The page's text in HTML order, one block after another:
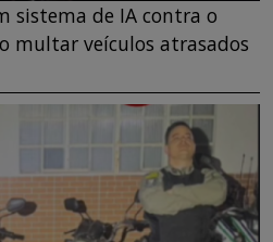
sistema de IA contra o
multar veículos atrasados